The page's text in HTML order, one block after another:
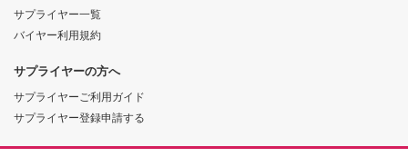
サプライヤー一覧
バイヤー利用規約
サプライヤーの方へ
サプライヤーご利用ガイド
サプライヤー登録申請する